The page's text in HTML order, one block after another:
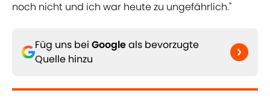
noch nicht und ich war heute zu ungefährlich."
Füg uns bei Googleals bevorzugte
Quelle hinzu